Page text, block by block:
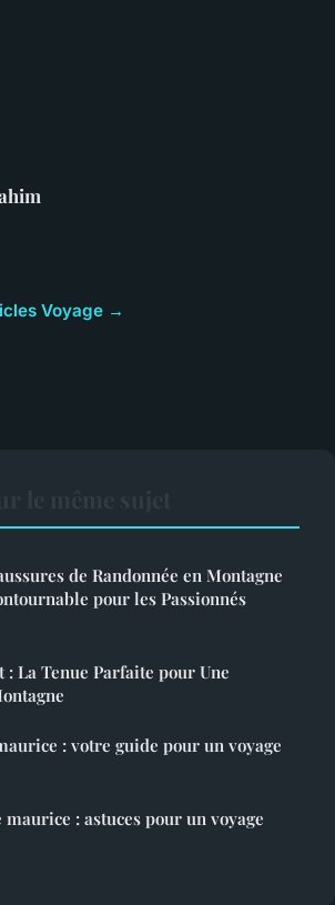
Voyage →
de Randonnée en Montagne
pour les Passionnés
: La Tenue Parfaite pour Une
: votre guide pour un voyage
: astuces pour un voyage